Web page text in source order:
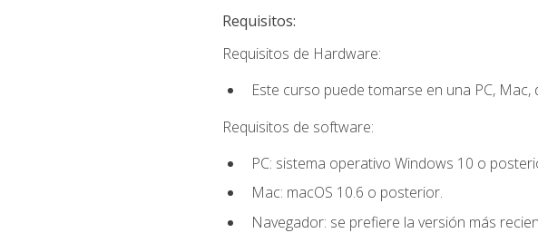
Requisitos:
Requisitos de Hardware:
Este curso puede tomarse en una PC,
Requisitos de software:
PC: sistema operativo Windows 10 o
Mac: macOS 10.6 o posterior.
Navegador: se prefiere la versión más